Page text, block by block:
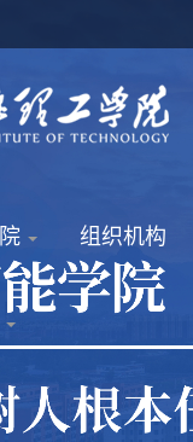
组织机构